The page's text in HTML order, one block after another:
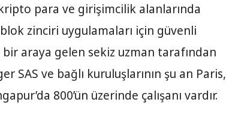
kripto para ve girişimcilik alanlarında
zinciri uygulamaları için güvenli
araya gelen sekiz uzman tarafından
SAS ve bağlı kuruluşlarının şu an Paris,
800’ün üzerinde çalışanı vardır.